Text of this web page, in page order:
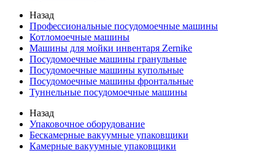
Назад
Профессиональные посудомоечные машины
Котломоечные машины
Машины для мойки инвентаря Zernike
Посудомоечные машины гранульные
Посудомоечные машины купольные
Посудомоечные машины фронтальные
Туннельные посудомоечные машины
Назад
Упаковочное оборудование
Бескамерные вакуумные упаковщики
Камерные вакуумные упаковщики